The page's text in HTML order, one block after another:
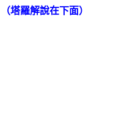
（塔羅解說在下面）